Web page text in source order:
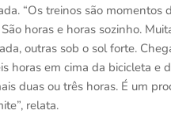
“Os treinos são momentos
horas e horas sozinho.
outras sob o sol forte.
horas em cima da bicicleta e
duas ou três horas. É um
relata.